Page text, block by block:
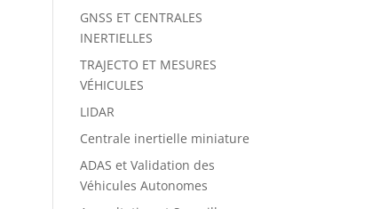
GNSS ET CENTRALES
INERTIELLES
TRAJECTO ET MESURES
VÉHICULES
LIDAR
Centrale inertielle miniature
ADAS et Validation des
Véhicules Autonomes